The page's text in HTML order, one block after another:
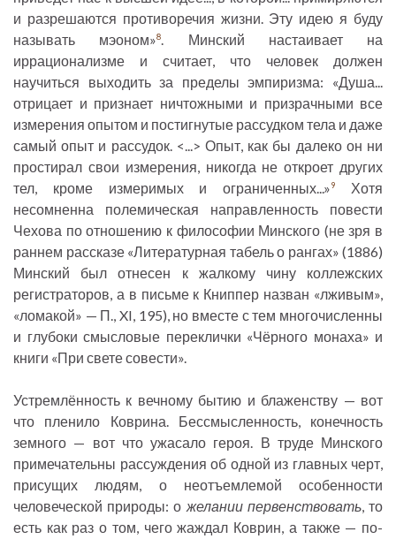
и разрешаются противоречия жизни. Эту идею я буду
называть мэоном»8. Минский настаивает на
иррационализме и считает, что человек должен
научиться выходить за пределы эмпиризма: «Душа...
отрицает и признает ничтожными и призрачными все
измерения опытом и постигнутые рассудком тела и даже
самый опыт и рассудок. <...> Опыт, как бы далеко он ни
простирал свои измерения, никогда не откроет других
тел, кроме измеримых и ограниченных...»9
Хотя
несомненна полемическая направленность повести
Чехова по отношению к философии Минского (не зря в
раннем рассказе «Литературная табель о рангах» (1886)
Минский был отнесен к жалкому чину коллежских
регистраторов, а в письме к Книппер назван «лживым»,
«ломакой» — П., XI, 195), но вместе с тем многочисленны
и глубоки смысловые переклички «Чёрного монаха» и
книги «При свете совести».
Устремлённость к вечному бытию и блаженству — вот
что пленило Коврина. Бессмысленность, конечность
земного — вот что ужасало героя. В труде Минского
примечательны рассуждения об одной из главных черт,
присущих людям, о неотъемлемой особенности
человеческой природы: о желании первенствовать, то
есть как раз о том, чего жаждал Коврин, а также — по-